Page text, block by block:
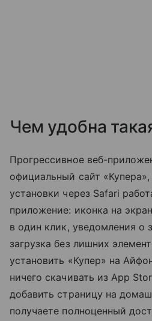
Чем удобна
Прогрессивное веб-
официальный сайт
установки через Safari
приложение: иконка на
в один клик, уведомления о
загрузка без лишних
установить «Купер» на
ничего скачивать из App
добавить страницу на
получаете полноценный